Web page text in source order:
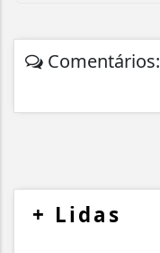
Comentários:
+ Lidas